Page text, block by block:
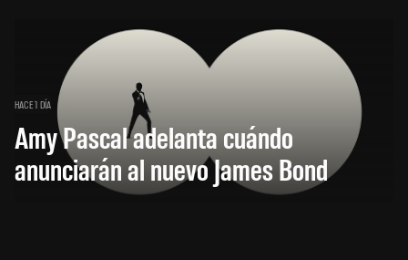
HACE 1 DÍA
Amy Pascal adelanta cuándo
anunciarán al nuevo James Bond